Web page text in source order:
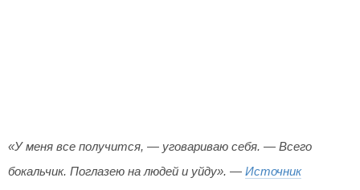
«У меня все получится, — уговариваю себя. — Всего
бокальчик. Поглазею на людей и уйду». — Источник